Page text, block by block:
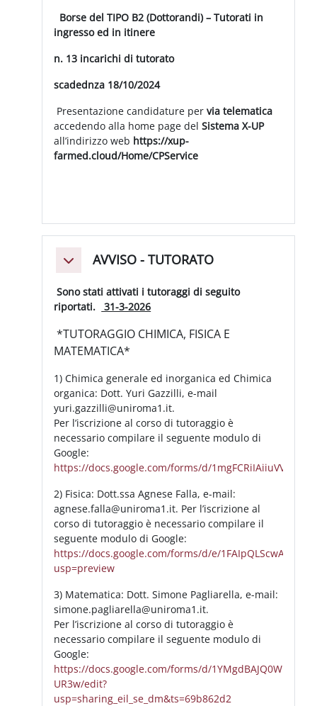
Borse del TIPO B2 (Dottorandi) – Tutorati in
ingresso ed in itinere
n. 13 incarichi di tutorato
scadednza 18/10/2024
Presentazione candidature pervia telematica
accedendo alla home page delSistema X-UP
all’indirizzo web https://xup-
farmed.cloud/Home/CPService
MinimizzaAVVISO - TUTORATO
Sono stati attivati i tutoraggi di seguito
riportati.
31-3-2026
*TUTORAGGIO CHIMICA, FISICA E
MATEMATICA*
1) Chimica generale ed inorganica ed Chimica
organica: Dott. Yuri Gazzilli, e-mail
yuri.gazzilli@uniroma1.it.
Per l’iscrizione al corso di tutoraggio è
necessario compilare il seguente modulo di
Google:
https://docs.google.com/forms/d/
2) Fisica: Dott.ssa Agnese Falla, e-mail:
agnese.falla@uniroma1.it. Per l’iscrizione al
corso di tutoraggio è necessario compilare il
seguente modulo di Google:
https://docs.google.com/forms/d/e/
usp=preview
3) Matematica: Dott. Simone Pagliarella, e-mail:
simone.pagliarella@uniroma1.it.
Per l’iscrizione al corso di tutoraggio è
necessario compilare il seguente modulo di
Google:
https://docs.google.com/forms/d/
UR3w/edit?
usp=sharing_eil_se_dm&ts=69b862d2